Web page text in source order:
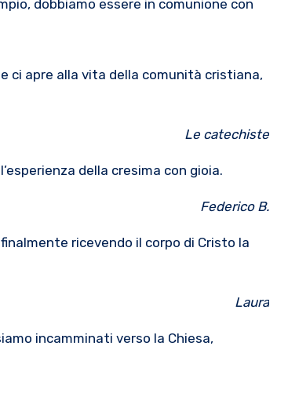
dobbiamo essere in comunione con
ci apre alla vita della comunità cristiana,
Le catechiste
della cresima con gioia.
Federico B.
ricevendo il corpo di Cristo la
Laura
incamminati verso la Chiesa,